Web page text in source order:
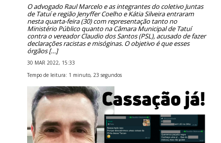
O advogado Raul Marcelo e as integrantes do coletivo Juntas
de Tatuí e região Jenyffer Coelho e Kátia Silveira entraram
nesta quarta-feira (30) com representação tanto no
Ministério Público quanto na Câmara Municipal de Tatuí
contra o vereador Claudio dos Santos (PSL), acusado de fazer
declarações racistas e misóginas. O objetivo é que esses
órgãos […]
30 MAR 2022, 15:33
Tempo de leitura: 1 minuto, 23 segundos